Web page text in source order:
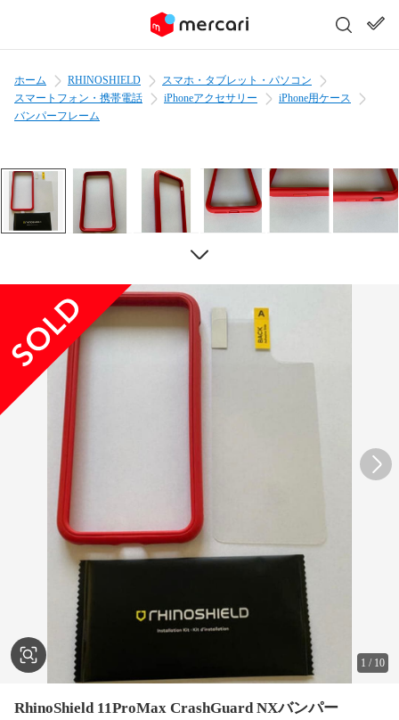
ホーム RHINOSHIELD
スマホ・タブレット・パソコン
スマートフォン・携帯電話
iPhoneアクセサリー
iPhone用ケース
バンパーフレーム
1 / 10
RhinoShield 11ProMax CrashGuard NXバンパー